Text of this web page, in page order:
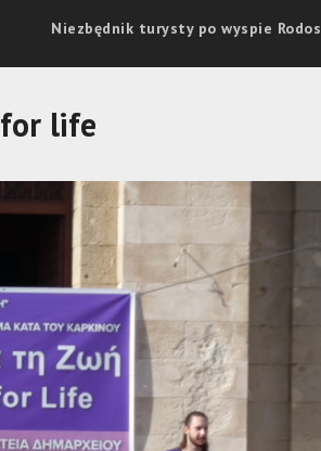
Niezbędnik turysty po wyspie Rodos
life